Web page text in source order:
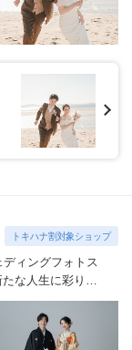
・ニューヨー
国、こだわって
プルにおすすめ
トキハナ割対象ショップ
ィングフォトス
な人生に彩りを
手伝いをさせて
じて